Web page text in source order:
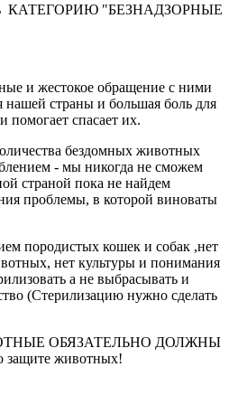
КАТЕГОРИЮ "БЕЗНАДЗОРНЫЕ
и жестокое обращение с ними
нашей страны и большая боль для
спасает их.
бездомных животных
- мы никогда не сможем
страной пока не найдем
проблемы, в которой виноваты
породистых кошек и собак ,нет
нет культуры и понимания
а не выбрасывать и
(Стерилизацию нужно сделать
ОБЯЗАТЕЛЬНО ДОЛЖНЫ
защите животных!